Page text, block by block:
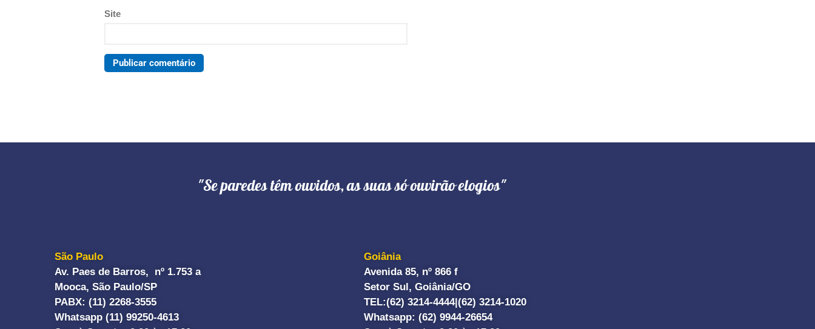
Site
"Se paredes têm ouvidos, as suas só ouvirão elogios"
São Paulo
Av. Paes de Barros, nº 1.753 a
Mooca, São Paulo/SP
PABX: (11) 2268-3555
Whatsapp (11) 99250-4613
Goiânia
Avenida 85, nº 866 f
Setor Sul, Goiânia/GO
TEL:(62) 3214-4444|(62) 3214-1020
Whatsapp: (62) 9944-26654